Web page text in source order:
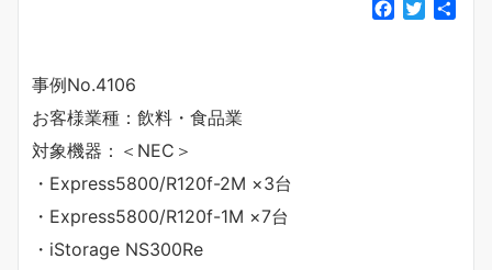
事例No.4106
お客様業種：飲料・食品業
対象機器：＜NEC＞
・Express5800/R120f-2M ×3台
・Express5800/R120f-1M ×7台
・iStorage NS300Re